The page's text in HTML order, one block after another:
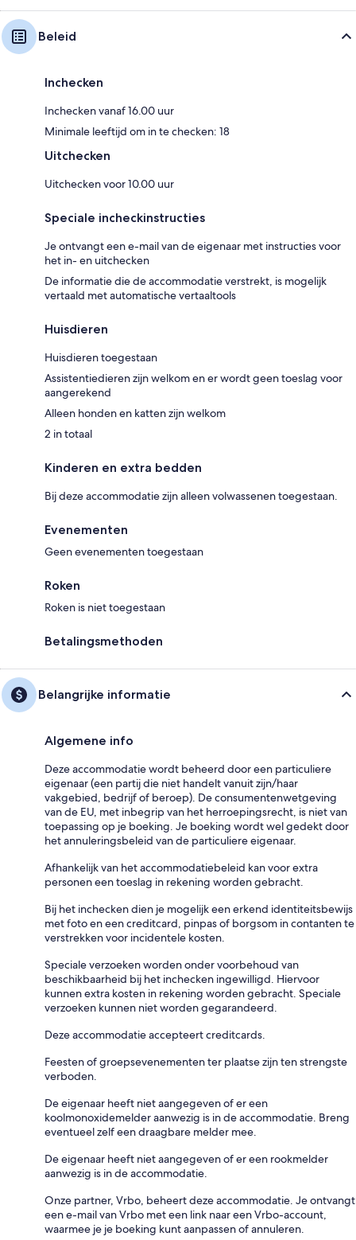
Beleid
Inchecken
Inchecken vanaf 16.00 uur
Minimale leeftijd om in te checken: 18
Uitchecken
Uitchecken voor 10.00 uur
Speciale incheckinstructies
Je ontvangt een e-mail van de eigenaar met instructies voor
het in- en uitchecken
De informatie die de accommodatie verstrekt, is mogelijk
vertaald met automatische vertaaltools
Huisdieren
Huisdieren toegestaan
Assistentiedieren zijn welkom en er wordt geen toeslag voor
aangerekend
Alleen honden en katten zijn welkom
2 in totaal
Kinderen en extra bedden
Bij deze accommodatie zijn alleen volwassenen toegestaan.
Evenementen
Geen evenementen toegestaan
Roken
Roken is niet toegestaan
Betalingsmethoden
Belangrijke informatie
Algemene info
Deze accommodatie wordt beheerd door een particuliere
eigenaar (een partij die niet handelt vanuit zijn/haar
vakgebied, bedrijf of beroep). De consumentenwetgeving
van de EU, met inbegrip van het herroepingsrecht, is niet van
toepassing op je boeking. Je boeking wordt wel gedekt door
het annuleringsbeleid van de particuliere eigenaar.
Afhankelijk van het accommodatiebeleid kan voor extra
personen een toeslag in rekening worden gebracht.
Bij het inchecken dien je mogelijk een erkend identiteitsbewijs
met foto en een creditcard, pinpas of borgsom in contanten te
verstrekken voor incidentele kosten.
Speciale verzoeken worden onder voorbehoud van
beschikbaarheid bij het inchecken ingewilligd. Hiervoor
kunnen extra kosten in rekening worden gebracht. Speciale
verzoeken kunnen niet worden gegarandeerd.
Deze accommodatie accepteert creditcards.
Feesten of groepsevenementen ter plaatse zijn ten strengste
verboden.
De eigenaar heeft niet aangegeven of er een
koolmonoxidemelder aanwezig is in de accommodatie. Breng
eventueel zelf een draagbare melder mee.
De eigenaar heeft niet aangegeven of er een rookmelder
aanwezig is in de accommodatie.
Onze partner, Vrbo, beheert deze accommodatie. Je ontvangt
een e-mail van Vrbo met een link naar een Vrbo-account,
waarmee je je boeking kunt aanpassen of annuleren.